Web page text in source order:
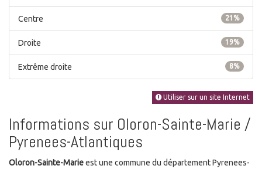
21%
Centre
19%
Droite
8%
Extrême droite
Utiliser sur un site Internet
Informations sur Oloron-Sainte-Marie /
Pyrenees-Atlantiques
Oloron-Sainte-Marieest une commune du département Pyrenees-